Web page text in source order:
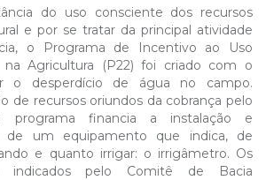
do uso consciente dos recursos
e por se tratar da principal atividade
o Programa de Incentivo ao Uso
na Agricultura (P22) foi criado com o
o desperdício de água no campo.
de recursos oriundos da cobrança pelo
financia a instalação e
de um equipamento que indica, de
e quanto irrigar: o irrigâmetro. Os
indicados pelo Comitê de Bacia